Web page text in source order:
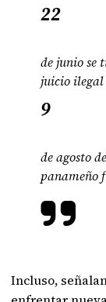
22
de junio se
juicio
9
de agosto
panameño
Incluso,